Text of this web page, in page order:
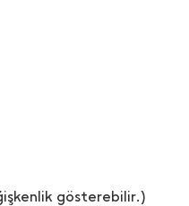
gösterebilir.)